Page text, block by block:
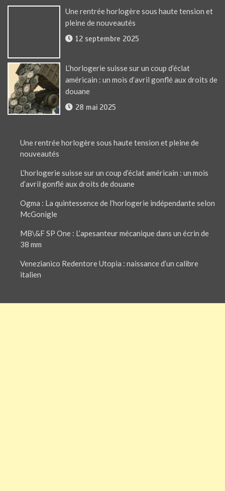
Une rentrée horlogère sous haute tension et
pleine de nouveautés
12 septembre 2025
L’horlogerie suisse sur un coup d’éclat
américain : un mois d’avril gonflé aux droits de
douane
28 mai 2025
Une rentrée horlogère sous haute tension et pleine de
nouveautés
L’horlogerie suisse sur un coup d’éclat américain : un mois
d’avril gonflé aux droits de douane
Ogma : La quintessence de l’horlogerie indépendante selon
McGonigle
MB\&F SP One : L’apesanteur mécanique dans un écrin de
38 mm
Venezianico Redentore Utopia : naissance d’un calibre
italien